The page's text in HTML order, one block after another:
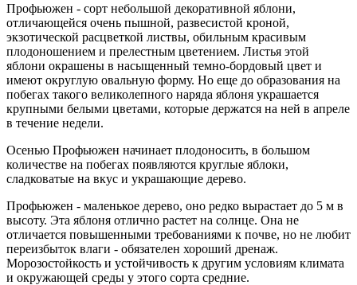
Профьюжен - сорт небольшой декоративной яблони,
отличающейся очень пышной, развесистой кроной,
экзотической расцветкой листвы, обильным красивым
плодоношением и прелестным цветением. Листья этой
яблони окрашены в насыщенный темно-бордовый цвет и
имеют округлую овальную форму. Но еще до образования на
побегах такого великолепного наряда яблоня украшается
крупными белыми цветами, которые держатся на ней в апреле
в течение недели.
Осенью Профьюжен начинает плодоносить, в большом
количестве на побегах появляются круглые яблоки,
сладковатые на вкус и украшающие дерево.
Профьюжен - маленькое дерево, оно редко вырастает до 5 м в
высоту. Эта яблоня отлично растет на солнце. Она не
отличается повышенными требованиями к почве, но не любит
переизбыток влаги - обязателен хороший дренаж.
Морозостойкость и устойчивость к другим условиям климата
и окружающей среды у этого сорта средние.